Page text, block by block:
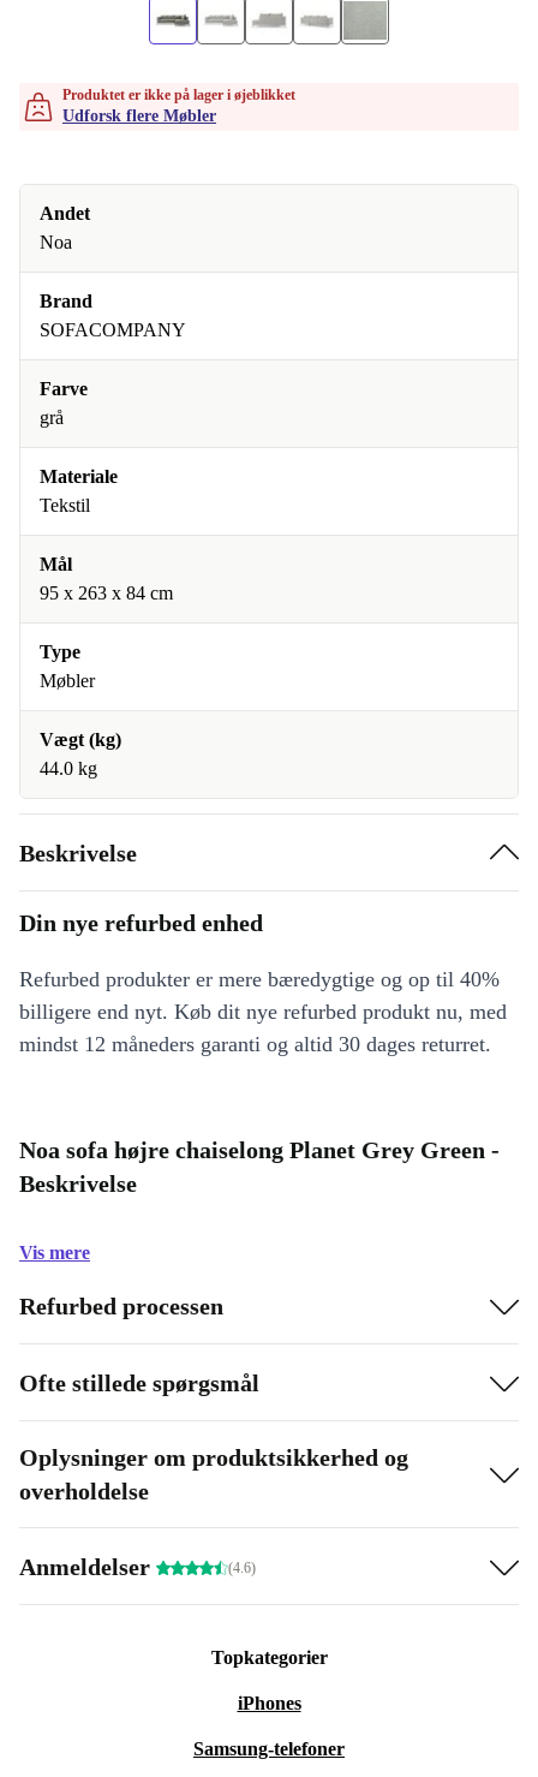
Produktet er ikke på lager i øjeblikket
Udforsk flere Møbler
Andet
Noa
Brand
SOFACOMPANY
Farve
grå
Materiale
Tekstil
Mål
95 x 263 x 84 cm
Type
Møbler
Vægt (kg)
44.0 kg
Beskrivelse
Din nye refurbed enhed
Refurbed produkter er mere bæredygtige og op til 40%
billigere end nyt. Køb dit nye refurbed produkt nu, med
mindst 12 måneders garanti og altid 30 dages returret.
Noa sofa højre chaiselong Planet Grey Green -
Beskrivelse
Vis mere
Refurbed processen
Ofte stillede spørgsmål
Oplysninger om produktsikkerhed og
overholdelse
Anmeldelser (4.6)
Topkategorier
iPhones
Samsung-telefoner